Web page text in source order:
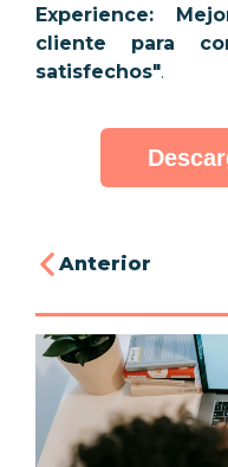
Experience: M
cliente para
satisfechos".
Anterior